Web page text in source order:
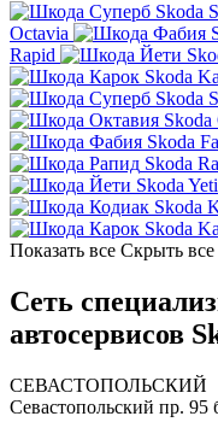
Skoda
Octavia
Rapid
Skoda
Skoda
Skoda
Skoda
Skoda
Skoda Yeti
Skoda
Skoda
Показать все Скрыть все
Сеть
автосервисов
СЕВАСТОПОЛЬСКИЙ
Севастопольский пр. 95